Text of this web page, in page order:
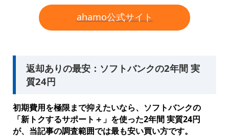
ahamo公式サイト
返却ありの最安：ソフトバンクの2年間 実
質24円
初期費用を極限まで抑えたいなら、ソフトバンクの
「新トクするサポート＋」を使った2年間 実質24円
が、当記事の調査範囲では最も安い買い方です。